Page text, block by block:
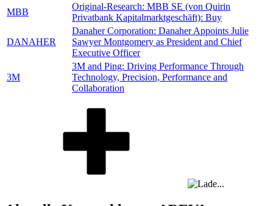
MBB
Original-Research: MBB SE (von Quirin
Privatbank Kapitalmarktgeschäft): Buy
DANAHER
Danaher Corporation: Danaher Appoints Julie
Sawyer Montgomery as President and Chief
Executive Officer
3M
3M and Ping: Driving Performance Through
Technology, Precision, Performance and
Collaboration